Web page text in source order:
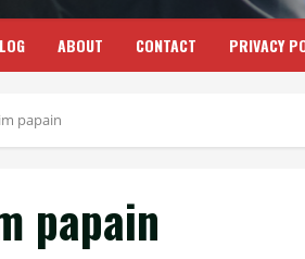
ABOUT CONTACT PRIVACY
papain
papain